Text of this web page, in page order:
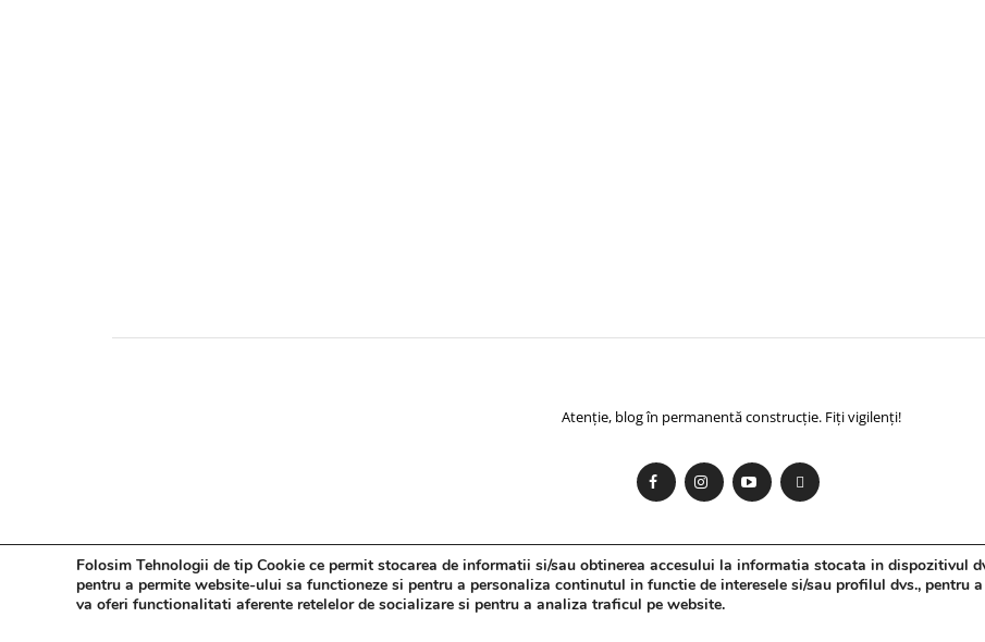
Atenție, blog în permanentă construcție. Fiți vigilenți!
Folosim Tehnologii de tip Cookie ce permit stocarea de informatii si/sau obtinerea accesului la informatia stocata in dispozitivul
pentru a permite website-ului sa functioneze si pentru a personaliza continutul in functie de interesele si/sau profilul dvs., pentru a
va oferi functionalitati aferente retelelor de socializare si pentru a analiza traficul pe website.